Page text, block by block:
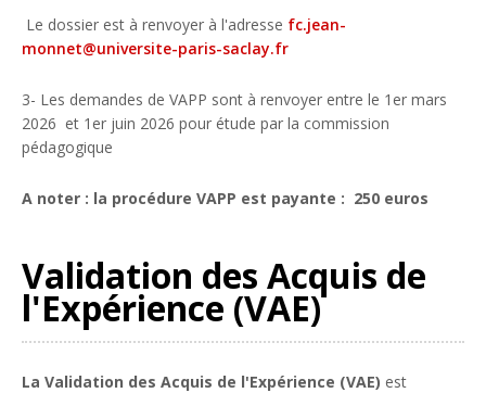
Le dossier est à renvoyer à l'adresse fc.jean-
monnet@universite-paris-saclay.fr
3- Les demandes de VAPP sont à renvoyer entre le 1er mars
2026 et 1er juin 2026 pour étude par la commission
pédagogique
A noter : la procédure VAPP est payante : 250 euros
Validation des Acquis de
l'Expérience (VAE)
La Validation des Acquis de l'Expérience (VAE) est